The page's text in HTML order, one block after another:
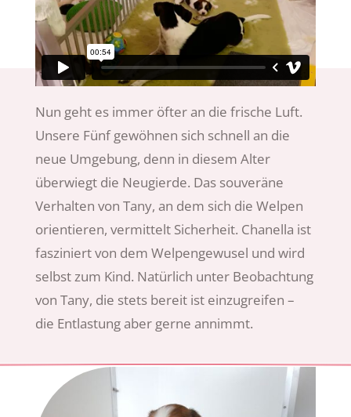
Nun geht es immer öfter an die frische Luft.
Unsere Fünf gewöhnen sich schnell an die
neue Umgebung, denn in diesem Alter
überwiegt die Neugierde. Das souveräne
Verhalten von Tany, an dem sich die Welpen
orientieren, vermittelt Sicherheit. Chanella ist
fasziniert von dem Welpengewusel und wird
selbst zum Kind. Natürlich unter Beobachtung
von Tany, die stets bereit ist einzugreifen –
die Entlastung aber gerne annimmt.